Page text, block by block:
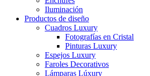
Iluminación
Productos de diseño
Cuadros Luxury
Fotografías en Cristal
Pinturas Luxury
Espejos Luxury
Faroles Decorativos
Lámparas Lúxury